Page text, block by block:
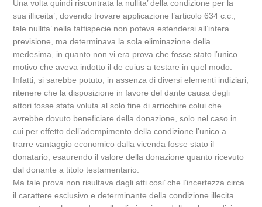
Una volta quindi riscontrata la nullita’ della condizione per la
sua illiceita’, dovendo trovare applicazione l’articolo 634 c.c.,
tale nullita’ nella fattispecie non poteva estendersi all’intera
previsione, ma determinava la sola eliminazione della
medesima, in quanto non vi era prova che fosse stato l’unico
motivo che aveva indotto il de cuius a testare in quel modo.
Infatti, si sarebbe potuto, in assenza di diversi elementi indiziari,
ritenere che la disposizione in favore del dante causa degli
attori fosse stata voluta al solo fine di arricchire colui che
avrebbe dovuto beneficiare della donazione, solo nel caso in
cui per effetto dell’adempimento della condizione l’unico a
trarre vantaggio economico dalla vicenda fosse stato il
donatario, esaurendo il valore della donazione quanto ricevuto
dal donante a titolo testamentario.
Ma tale prova non risultava dagli atti cosi’ che l’incertezza circa
il carattere esclusivo e determinante della condizione illecita